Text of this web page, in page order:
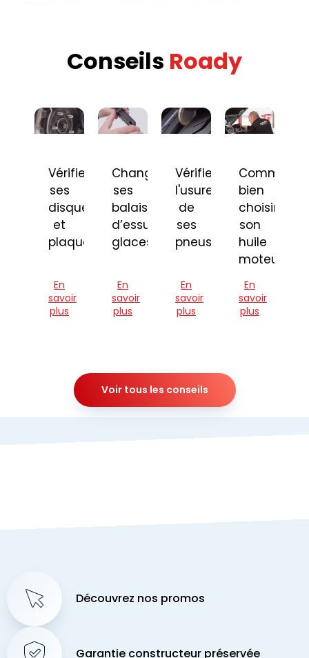
Conseils Roady
Vérifier
ses
disques
et
plaquettes
En
savoir
plus
Changer
ses
balais
d’essuie-
glaces
En
savoir
plus
Vérifier
l'usure
de
ses
pneus
En
savoir
plus
Comment
bien
choisir
son
huile
moteur
En
savoir
plus
Voir tous les conseils
Découvrez nos promos
Garantie constructeur préservée